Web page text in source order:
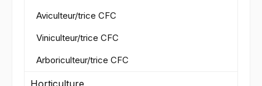
Aviculteur/trice CFC
Viniculteur/trice CFC
Arboriculteur/trice CFC